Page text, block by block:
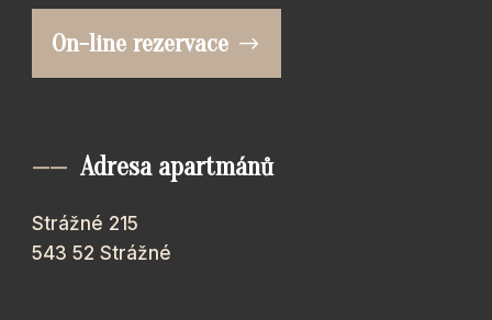
On-line rezervace
—— Adresa apartmánů
Strážné 215
543 52 Strážné